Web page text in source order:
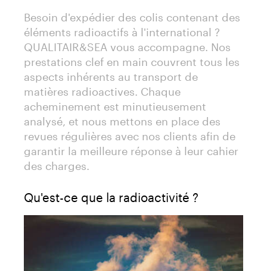
Besoin d'expédier des colis contenant des
éléments radioactifs à l'international ?
QUALITAIR&SEA vous accompagne. Nos
prestations clef en main couvrent tous les
aspects inhérents au transport de
matières radioactives. Chaque
acheminement est minutieusement
analysé, et nous mettons en place des
revues régulières avec nos clients afin de
garantir la meilleure réponse à leur cahier
des charges.
Qu'est-ce que la radioactivité ?